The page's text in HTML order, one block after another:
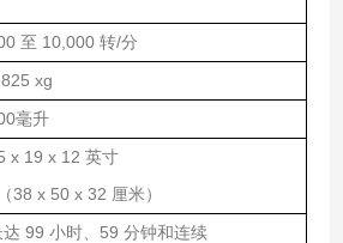
至 10,000 转/分
xg
毫升
x 19 x 12 英寸
（38 x 50 x 32 厘米）
达 99 小时、 59 分钟和连续